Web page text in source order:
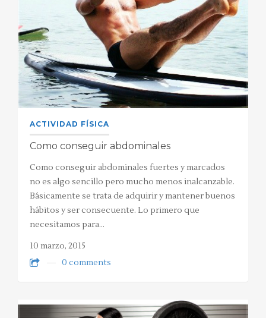
ACTIVIDAD FÍSICA
Como conseguir abdominales
Como conseguir abdominales fuertes y marcados
no es algo sencillo pero mucho menos inalcanzable.
Básicamente se trata de adquirir y mantener buenos
hábitos y ser consecuente. Lo primero que
necesitamos para…
10 marzo, 2015
0 comments